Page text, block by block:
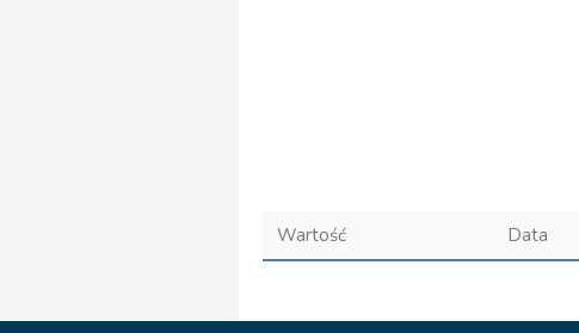
Wartość Data